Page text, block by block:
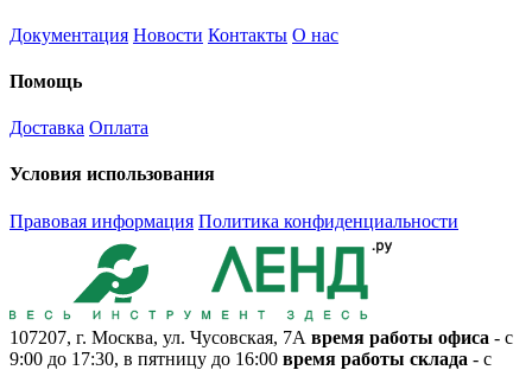
Документация Новости Контакты О нас
Помощь
Доставка Оплата
Условия использования
Правовая информация Политика конфиденциальности
107207, г. Москва, ул. Чусовская, 7А время работы офиса - с
9:00 до 17:30, в пятницу до 16:00 время работы склада - с